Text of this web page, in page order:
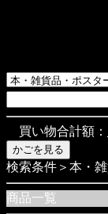
買い物合計額：
検索条件＞本・
商品一覧